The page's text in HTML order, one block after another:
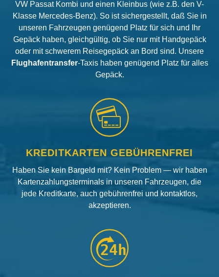
VW Passat Kombi und einen Kleinbus (wie z.B. den V-
Klasse Mercedes-Benz). So ist sichergestellt, daß Sie in
unseren Fahrzeugen genügend Platz für sich und Ihr
Gepäck haben, gleichgültig, ob Sie nur mit Handgepäck
oder mit schwerem Reisegepäck an Bord sind. Unsere
Flughafentransfer-Taxis haben genügend Platz für alles
Gepäck.
KREDITKARTEN GEBÜHRENFREI
Haben Sie kein Bargeld mit? Kein Problem — wir haben
Kartenzahlungsterminals in unseren Fahrzeugen, die
jede Kreditkarte, auch gebührenfrei und kontaktlos,
akzeptieren.
24h